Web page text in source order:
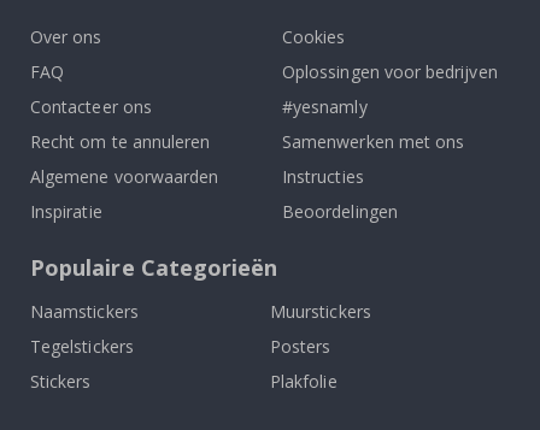
Over ons
FAQ
Contacteer ons
Recht om te annuleren
Algemene voorwaarden
Inspiratie
Cookies
Oplossingen voor bedrijven
#yesnamly
Samenwerken met ons
Instructies
Beoordelingen
Populaire Categorieën
Naamstickers
Muurstickers
Tegelstickers
Posters
Stickers
Plakfolie